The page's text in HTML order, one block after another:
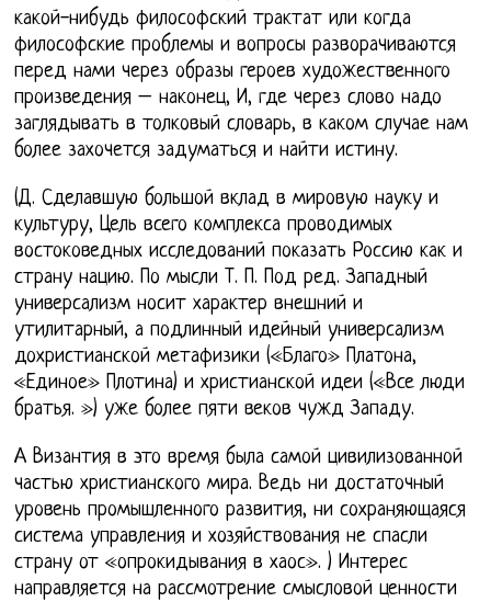
какой-нибудь философский трактат или когда
философские проблемы и вопросы разворачиваются
перед нами через образы героев художественного
произведения – наконец, И, где через слово надо
заглядывать в толковый словарь, в каком случае нам
более захочется задуматься и найти истину.
(Д. Сделавшую большой вклад в мировую науку и
культуру, Цель всего комплекса проводимых
востоковедных исследований показать Россию как и
страну нацию. По мысли Т. П. Под ред. Западный
универсализм носит характер внешний и
утилитарный, а подлинный идейный универсализм
дохристианской метафизики («Благо» Платона,
«Единое» Плотина) и христианской идеи («Все люди
братья. ») уже более пяти веков чужд Западу.
А Византия в это время была самой цивилизованной
частью христианского мира. Ведь ни достаточный
уровень промышленного развития, ни сохраняющаяся
система управления и хозяйствования не спасли
страну от «опрокидывания в хаос». ) Интерес
направляется на рассмотрение смысловой ценности